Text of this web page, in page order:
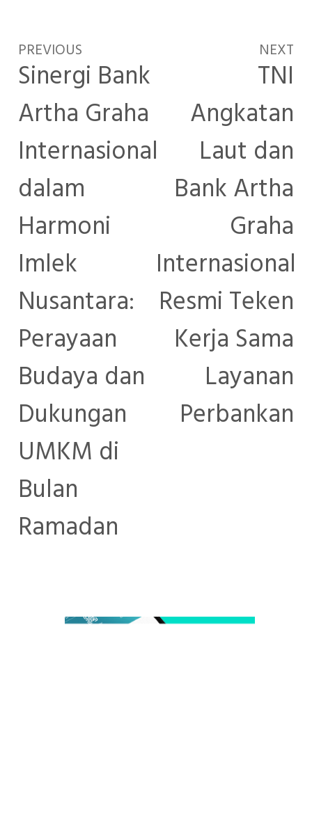
PREVIOUS
Sinergi Bank
Artha Graha
Internasional
dalam
Harmoni
Imlek
Nusantara:
Perayaan
Budaya dan
Dukungan
UMKM di
Bulan
Ramadan
NEXT
TNI
Angkatan
Laut dan
Bank Artha
Graha
Internasional
Resmi Teken
Kerja Sama
Layanan
Perbankan